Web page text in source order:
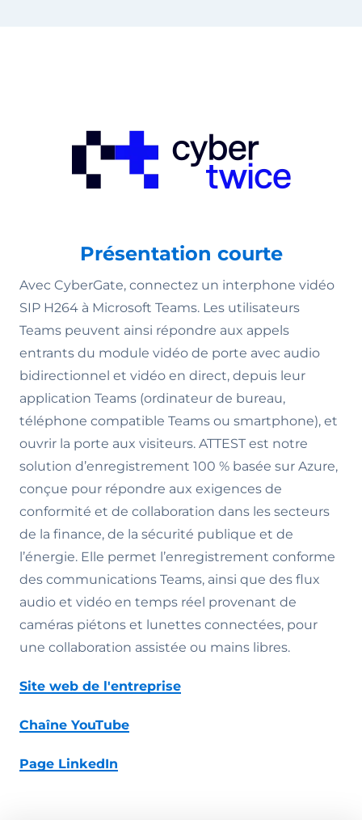
Présentation courte
Avec CyberGate, connectez un interphone vidéo
SIP H264 à Microsoft Teams. Les utilisateurs
Teams peuvent ainsi répondre aux appels
entrants du module vidéo de porte avec audio
bidirectionnel et vidéo en direct, depuis leur
application Teams (ordinateur de bureau,
téléphone compatible Teams ou smartphone), et
ouvrir la porte aux visiteurs. ATTEST est notre
solution d’enregistrement 100 % basée sur Azure,
conçue pour répondre aux exigences de
conformité et de collaboration dans les secteurs
de la finance, de la sécurité publique et de
l’énergie. Elle permet l’enregistrement conforme
des communications Teams, ainsi que des flux
audio et vidéo en temps réel provenant de
caméras piétons et lunettes connectées, pour
une collaboration assistée ou mains libres.
Site web de l'entreprise
Chaîne YouTube
Page LinkedIn